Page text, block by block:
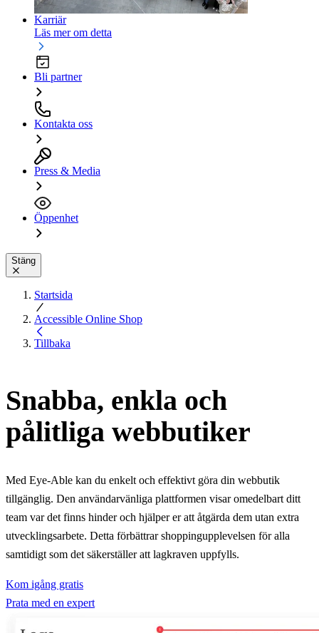
Karriär
Läs mer om detta
Bli partner
Kontakta oss
Press & Media
Öppenhet
Stäng
Startsida
Accessible Online Shop
Tillbaka
Snabba, enkla och
pålitliga webbutiker
Med Eye-Able kan du enkelt och effektivt göra din webbutik
tillgänglig. Den användarvänliga plattformen visar omedelbart ditt
team var det finns hinder och hjälper er att åtgärda dem utan extra
utvecklingsarbete. Detta förbättrar shoppingupplevelsen för alla
samtidigt som det säkerställer att lagkraven uppfylls.
Kom igång gratis
Prata med en expert